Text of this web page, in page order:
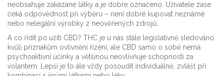
neobsahuje zakázané látky a je dobře označeno. Uživatele zase
čeká odpovědnost při výběru – není dobré kupovat neznámé
nebo nelegální výrobky z neověřených zdrojů.
A co řídit po užití CBD? THC je u nás stále legislativně sledováno
kvůli příznakům ovlivnění řízení, ale CBD samo o sobě nemá
psychoaktivní účinky a většinou neovlivňuje schopnosti za
volantem. Lepší je to ale vždy posoudit individuálně, zvlášť při